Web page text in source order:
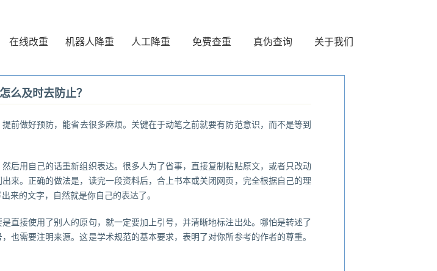
在线改重 机器人降重 人工降重 免费查重 真伪查询 关于我们
么及时去防止？
前做好预防，能省去很多麻烦。关键在于动笔之前就要有防范意识，而不是等到
后用自己的话重新组织表达。很多人为了省事，直接复制粘贴原文，或者只改动
来。正确的做法是，读完一段资料后，合上书本或关闭网页，完全根据自己的理
来的文字，自然就是你自己的表达了。
直接使用了别人的原句，就一定要加上引号，并清晰地标注出处。哪怕是转述了
也需要注明来源。这是学术规范的基本要求，表明了对你所参考的作者的尊重。